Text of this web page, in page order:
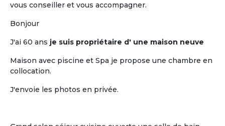
vous conseiller et vous accompagner.
Bonjour
J'ai 60 ans je suis propriétaire d' une maison neuve
Maison avec piscine et Spa je propose une chambre en
collocation.
J'envoie les photos en privée.
pour retraités